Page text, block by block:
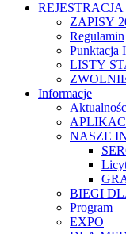
REJESTRACJA
ZAPISY
Regulamin
LISTY
Informacje
NASZE
BIEGI
Program
EXPO